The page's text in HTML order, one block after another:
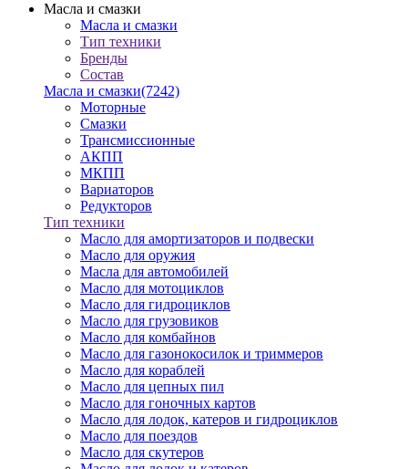
Масла и смазки
Масла и смазки
Тип техники
Бренды
Состав
Масла и смазки(7242)
Моторные
Смазки
Трансмиссионные
АКПП
МКПП
Вариаторов
Редукторов
Тип техники
Масло для амортизаторов и подвески
Масло для оружия
Масла для автомобилей
Масло для мотоциклов
Масло для гидроциклов
Масло для грузовиков
Масло для комбайнов
Масло для газонокосилок и триммеров
Масло для кораблей
Масло для цепных пил
Масло для гоночных картов
Масло для лодок, катеров и гидроциклов
Масло для поездов
Масло для скутеров